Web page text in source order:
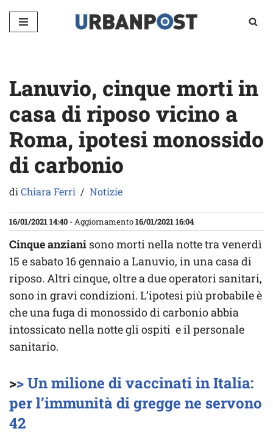
Vai
Lanuvio, cinque morti in
casa di riposo vicino a
Roma, ipotesi monossido
di carbonio
diChiara Ferri Notizie
16/01/2021 14:40 - Aggiornamento16/01/2021 16:04
Cinque anziani sono morti nella notte tra venerdì
15 e sabato 16 gennaio a Lanuvio, in una casa di
riposo. Altri cinque, oltre a due operatori sanitari,
sono in gravi condizioni. L’ipotesi più probabile è
che una fuga di monossido di carbonio abbia
intossicato nella notte gli ospiti e il personale
sanitario.
>> Un milione di vaccinati in Italia:
per l’immunità di gregge ne servono
42